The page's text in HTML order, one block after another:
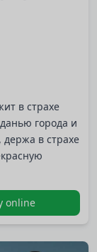
в страхе
города и
в страхе
online